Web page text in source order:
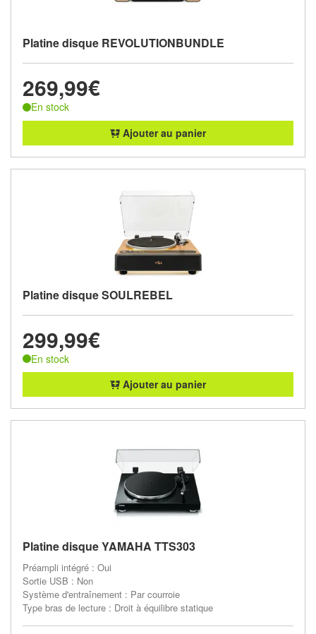
Platine disque REVOLUTIONBUNDLE
269,99€
En stock
Ajouter au panier
Platine disque SOULREBEL
299,99€
En stock
Ajouter au panier
Platine disque YAMAHA TTS303
Préampli intégré : Oui
Sortie USB : Non
Système d'entraînement : Par courroie
Type bras de lecture : Droit à équilibre statique